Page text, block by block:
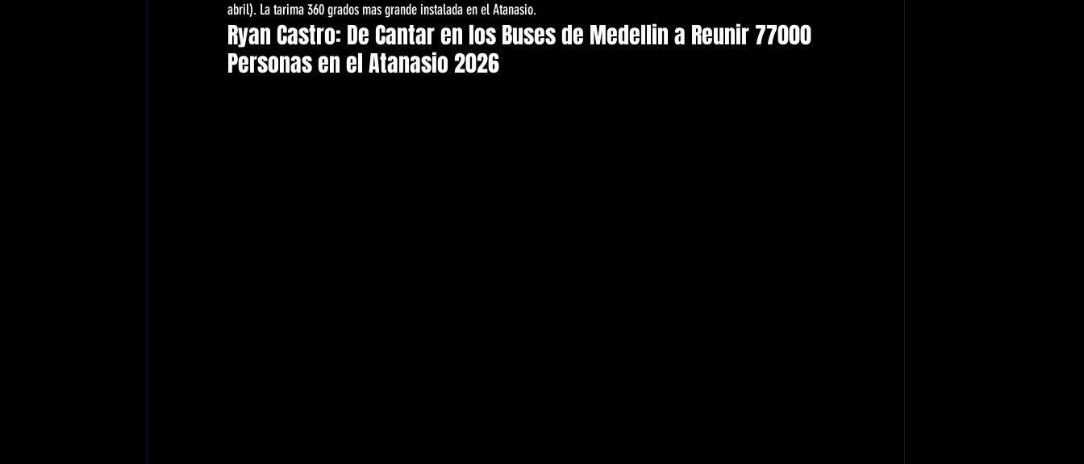
abril). La tarima 360 grados mas grande instalada en el Atanasio.
Ryan Castro: De Cantar en los Buses de Medellin a Reunir 77000
Personas en el Atanasio 2026